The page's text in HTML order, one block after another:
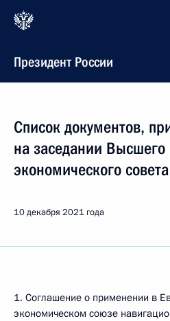
Президент России
Список документов,
на заседании Высшего
экономического совета
10 декабря 2021 года
1. Соглашение о применении в
экономическом союзе